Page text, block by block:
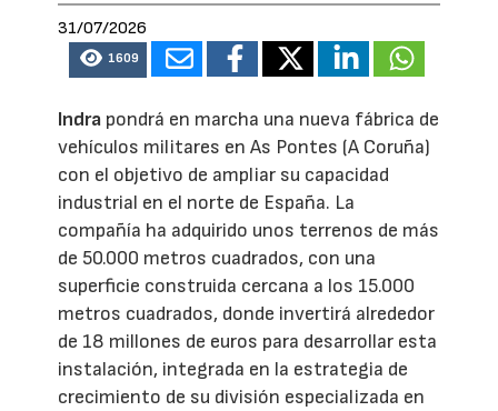
31/07/2026
1609
Indra pondrá en marcha una nueva fábrica de
vehículos militares en As Pontes (A Coruña)
con el objetivo de ampliar su capacidad
industrial en el norte de España. La
compañía ha adquirido unos terrenos de más
de 50.000 metros cuadrados, con una
superficie construida cercana a los 15.000
metros cuadrados, donde invertirá alrededor
de 18 millones de euros para desarrollar esta
instalación, integrada en la estrategia de
crecimiento de su división especializada en